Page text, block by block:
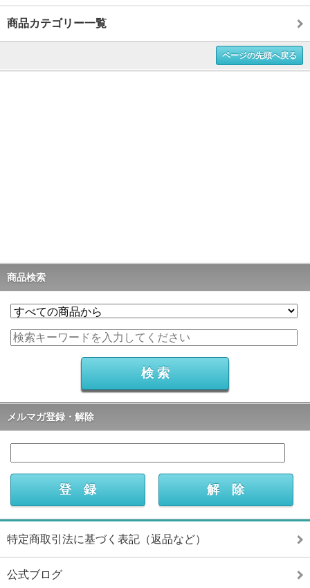
商品カテゴリー一覧
ページの先頭へ戻る
商品検索
メルマガ登録・解除
特定商取引法に基づく表記（返品など）
公式ブログ